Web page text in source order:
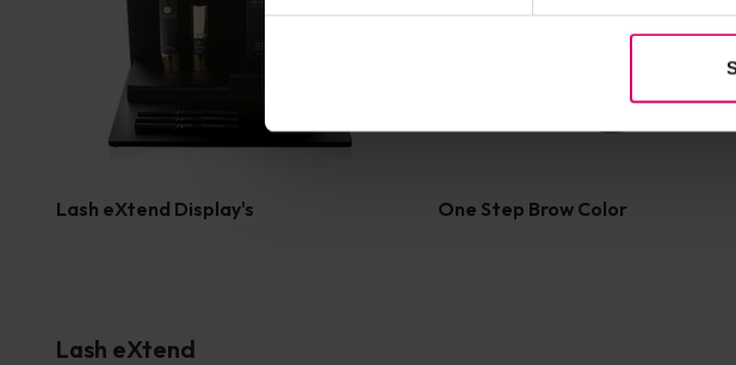
Lash eXtend Display's One Step Brow Color
Lash eXtend